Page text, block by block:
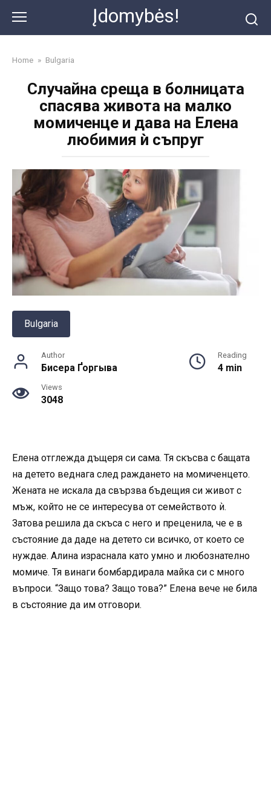
content
Įdomybės!
Home » Bulgaria
Случайна среща в болницата
спасява живота на малко
момиченце и дава на Елена
любимия ѝ съпруг
Bulgaria
Author
Бисера Ґоргыва
Reading
4 min
Views
3048
Елена отглежда дъщеря си сама. Тя скъсва с бащата
на детето веднага след раждането на момиченцето.
Жената не искала да свързва бъдещия си живот с
мъж, който не се интересува от семейството ѝ.
Затова решила да скъса с него и преценила, че е в
състояние да даде на детето си всичко, от което се
нуждае. Алина израснала като умно и любознателно
момиче. Тя винаги бомбардирала майка си с много
въпроси. “Защо това? Защо това?” Елена вече не била
в състояние да им отговори.